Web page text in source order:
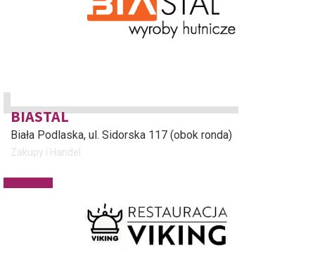
BIASTAL
Biała Podlaska, ul. Sidorska 117 (obok ronda)
Zakupy i Handel